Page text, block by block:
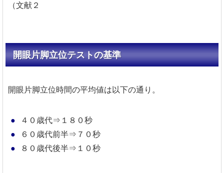
（文献２
開眼片脚立位テストの基準
開眼片脚立位時間の平均値は以下の通り。
４０歳代⇒１８０秒
６０歳代前半⇒７０秒
８０歳代後半⇒１０秒